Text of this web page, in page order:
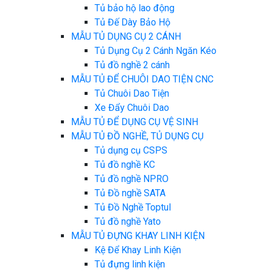
Tủ bảo hộ lao động
Tủ Đế Dày Bảo Hộ
MẪU TỦ DỤNG CỤ 2 CÁNH
Tủ Dụng Cụ 2 Cánh Ngăn Kéo
Tủ đồ nghề 2 cánh
MẪU TỦ ĐỂ CHUÔI DAO TIỆN CNC
Tủ Chuôi Dao Tiện
Xe Đẩy Chuôi Dao
MẪU TỦ ĐỂ DỤNG CỤ VỆ SINH
MẪU TỦ ĐỒ NGHỀ, TỦ DỤNG CỤ
Tủ dụng cụ CSPS
Tủ đồ nghề KC
Tủ đồ nghề NPRO
Tủ Đồ nghề SATA
Tủ Đồ Nghề Toptul
Tủ đồ nghề Yato
MẪU TỦ ĐỰNG KHAY LINH KIỆN
Kệ Để Khay Linh Kiện
Tủ đựng linh kiện